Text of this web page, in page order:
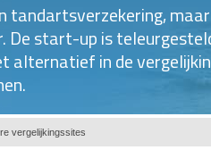
De start-up is
alternatief in de
vergelijkingssites